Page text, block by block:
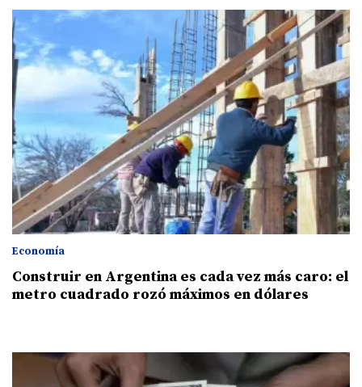
Economía
Construir en Argentina es cada vez más caro: el
metro cuadrado rozó máximos en dólares